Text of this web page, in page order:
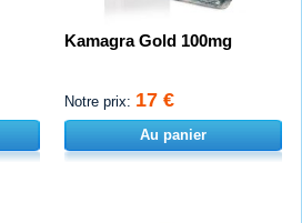
Kamagra Gold 100mg
Notre prix: 17 €
Au panier